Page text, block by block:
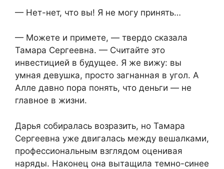
— Нет-нет, что вы! Я не могу принять…
— Можете и примете, — твердо сказала
Тамара Сергеевна. — Считайте это
инвестицией в будущее. Я же вижу: вы
умная девушка, просто загнанная в угол. А
Алле давно пора понять, что деньги — не
главное в жизни.
Дарья собиралась возразить, но Тамара
Сергеевна уже двигалась между вешалками,
профессиональным взглядом оценивая
наряды. Наконец она вытащила темно-синее